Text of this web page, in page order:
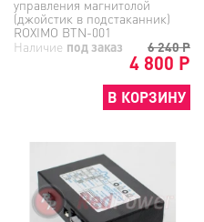
управления магнитолой
(джойстик в подстаканник)
ROXIMO BTN-001
6 240Р
4 800 Р
Наличие под заказ
В КОРЗИНУ